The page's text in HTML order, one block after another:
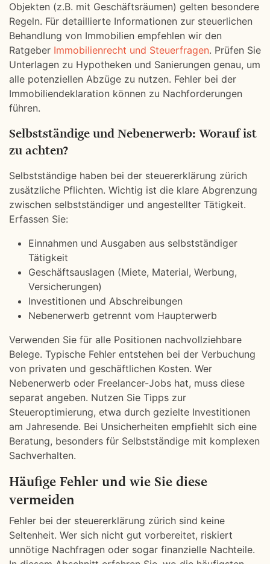
Objekten (z.B. mit Geschäftsräumen) gelten besondere
Regeln. Für detaillierte Informationen zur steuerlichen
Behandlung von Immobilien empfehlen wir den
Ratgeber Immobilienrecht und Steuerfragen. Prüfen Sie
Unterlagen zu Hypotheken und Sanierungen genau, um
alle potenziellen Abzüge zu nutzen. Fehler bei der
Immobiliendeklaration können zu Nachforderungen
führen.
Selbstständige und Nebenerwerb: Worauf ist
zu achten?
Selbstständige haben bei der steuererklärung zürich
zusätzliche Pflichten. Wichtig ist die klare Abgrenzung
zwischen selbstständiger und angestellter Tätigkeit.
Erfassen Sie:
Einnahmen und Ausgaben aus selbstständiger
Tätigkeit
Geschäftsauslagen (Miete, Material, Werbung,
Versicherungen)
Investitionen und Abschreibungen
Nebenerwerb getrennt vom Haupterwerb
Verwenden Sie für alle Positionen nachvollziehbare
Belege. Typische Fehler entstehen bei der Verbuchung
von privaten und geschäftlichen Kosten. Wer
Nebenerwerb oder Freelancer-Jobs hat, muss diese
separat angeben. Nutzen Sie Tipps zur
Steueroptimierung, etwa durch gezielte Investitionen
am Jahresende. Bei Unsicherheiten empfiehlt sich eine
Beratung, besonders für Selbstständige mit komplexen
Sachverhalten.
Häufige Fehler und wie Sie diese
vermeiden
Fehler bei der steuererklärung zürich sind keine
Seltenheit. Wer sich nicht gut vorbereitet, riskiert
unnötige Nachfragen oder sogar finanzielle Nachteile.